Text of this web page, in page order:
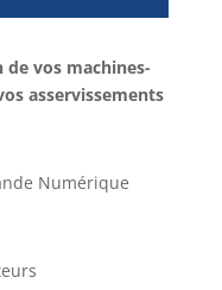
vos machines-
asservissements
Numérique